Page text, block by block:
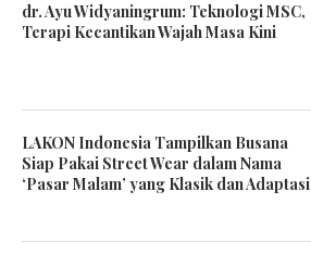
dr. Ayu Widyaningrum: Teknologi MSC,
Terapi Kecantikan Wajah Masa Kini
LAKON Indonesia Tampilkan Busana
Siap Pakai Street Wear dalam Nama
‘Pasar Malam’ yang Klasik dan Adaptasi